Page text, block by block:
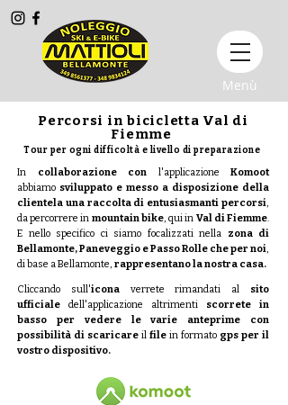
Menù
Percorsi in bicicletta Val di
Fiemme
Tour per ogni difficoltà e livello di preparazione
In collaborazione con l'applicazione Komoot
abbiamo sviluppato e messo a disposizione della
clientela una raccolta di entusiasmanti percorsi,
da percorrere in mountain bike, qui in Val di Fiemme.
E nello specifico ci siamo focalizzati nella
zona di
Bellamonte, Paneveggio e Passo Rolle che per noi,
di base a Bellamonte, rappresentano la nostra casa.
Cliccando sull'iconaverrete rimandati al sito
ufficiale dell'applicazione altrimenti scorrete in
basso per vedere le varie anteprime con
possibilità di scaricare il file in formato gps per il
vostro dispositivo.